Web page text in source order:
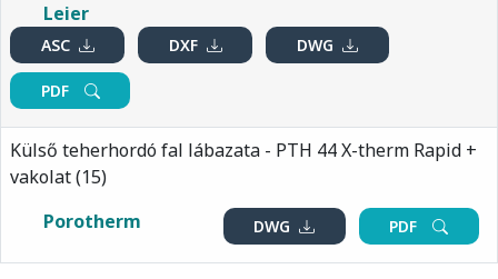
Leier
ASC DXF DWG
PDF
Külső teherhordó fal lábazata - PTH 44 X-therm Rapid +
vakolat (15)
Porotherm
DWG PDF